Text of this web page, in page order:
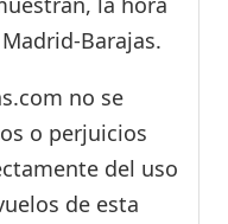
Barajas.
no se
o perjuicios
del uso
de esta